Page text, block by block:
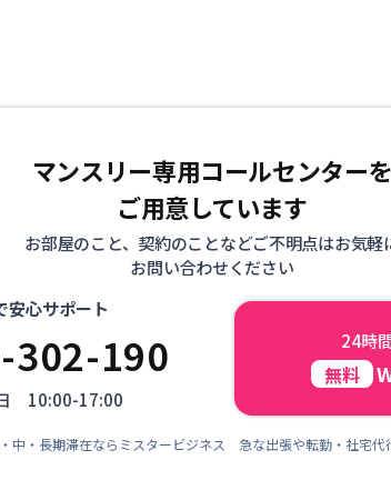
マンスリー専用コールセンターを
ご用意しています
お部屋のこと、契約のことなどご不明点はお気軽
お問い合わせください
安心サポート
302-190
10:00-17:00
24時
無料
中・長期滞在ならミスタービジネス 急な出張や転勤・社宅代